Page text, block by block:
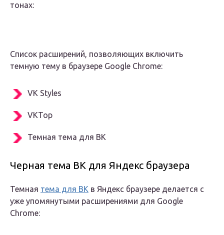
тонах:
Список расширений, позволяющих включить
темную тему в браузере Google Chrome:
VK Styles
VKTop
Темная тема для ВК
Черная тема ВК для Яндекс браузера
Темная тема для ВК в Яндекс браузере делается с
уже упомянутыми расширениями для Google
Chrome: